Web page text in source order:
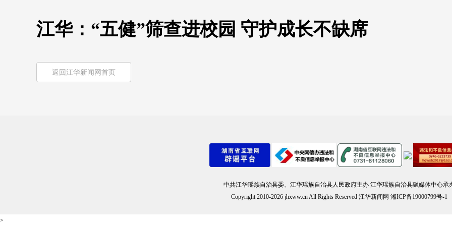
江华：“五健”筛查进校园 守护成长不缺席
返回江华新闻网首页
中共江华瑶族自治县委、江华瑶族自治县人民政府主办 江华瑶族自治县融媒体中心承
Copyright 2010-2026 jhxww.cn All Rights Reserved 江华新闻网 湘ICP备19000799号-1
>